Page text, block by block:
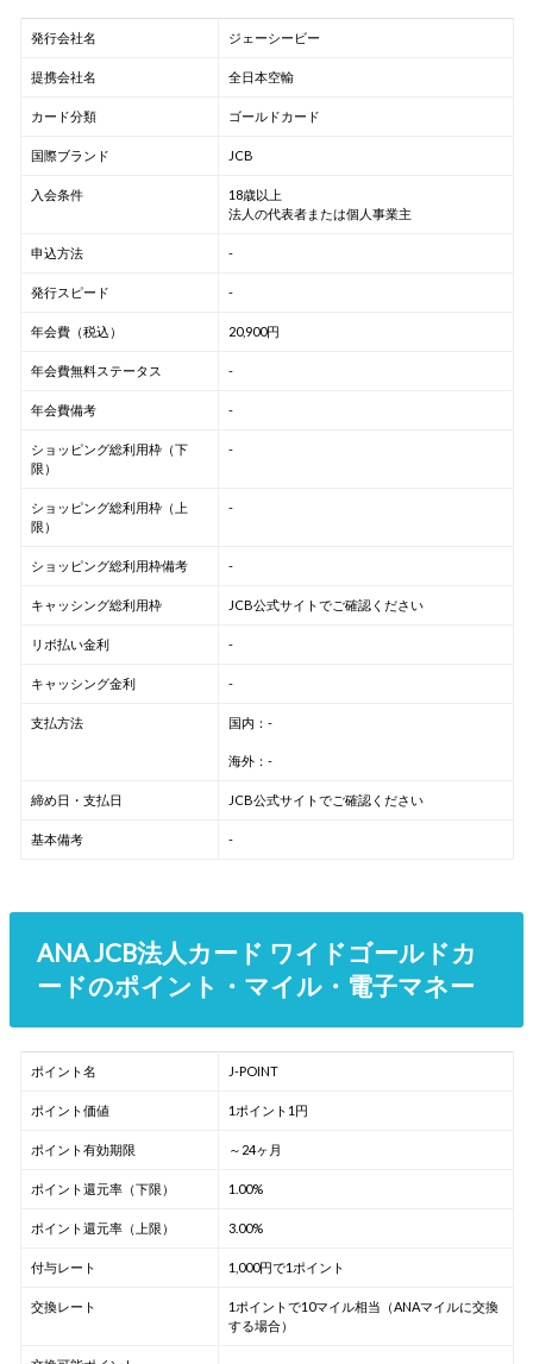
発行会社名 ジェーシービー
提携会社名 全日本空輸
カード分類 ゴールドカード
国際ブランド JCB
入会条件
18歳以上
法人の代表者または個人事業主
申込方法 -
発行スピード -
年会費（税込） 20,900円
年会費無料ステータス -
年会費備考 -
ショッピング総利用枠（下
限）
-
ショッピング総利用枠（上
限）
-
ショッピング総利用枠備考 -
キャッシング総利用枠 JCB公式サイトでご確認ください
リボ払い金利 -
キャッシング金利 -
支払方法 国内：-
海外：-
締め日・支払日 JCB公式サイトでご確認ください
基本備考 -
ANA JCB法人カード ワイドゴールドカ
ードのポイント・マイル・電子マネー
ポイント名 J-POINT
ポイント価値 1ポイント1円
ポイント有効期限 ～24ヶ月
ポイント還元率（下限） 1.00%
ポイント還元率（上限） 3.00%
付与レート 1,000円で1ポイント
交換レート
1ポイントで10マイル相当（ANAマイルに交換
する場合）